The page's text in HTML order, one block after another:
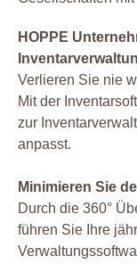
HOPPE
Verlieren Sie nie
Mit der
zur
anpasst.
Minimieren Sie
Durch die 360°
führen Sie Ihre